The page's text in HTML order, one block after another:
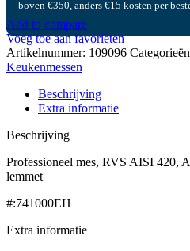
boven €350, anders €15 kosten per
Add to compare
Voeg toe aan favorieten
Artikelnummer: 109096
Keukenmessen
Beschrijving
Extra informatie
Beschrijving
Professioneel mes, RVS AISI 420,
lemmet
#:741000EH
Extra informatie